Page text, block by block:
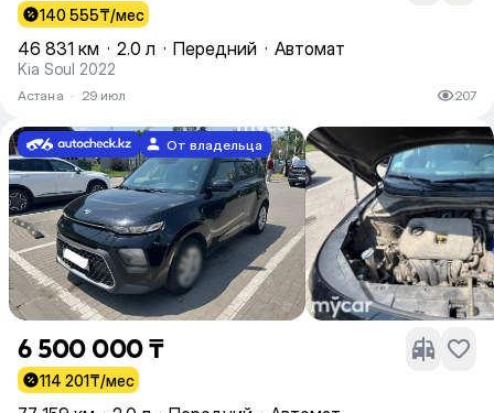
140 555₸/мес
46 831 км · 2.0 л · Передний · Автомат
Kia Soul 2022
Астана · 29 июл 207
От владельца
6 500 000 ₸
114 201₸/мес